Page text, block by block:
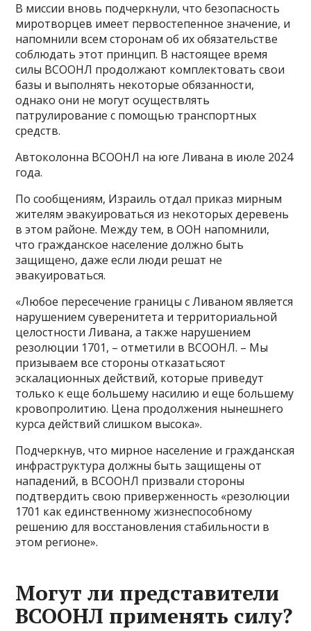
В миссии вновь подчеркнули, что безопасность
миротворцев имеет первостепенное значение, и
напомнили всем сторонам об их обязательстве
соблюдать этот принцип. В настоящее время
силы ВСООНЛ продолжают комплектовать свои
базы и выполнять некоторые обязанности,
однако они не могут осуществлять
патрулирование с помощью транспортных
средств.
Автоколонна ВСООНЛ на юге Ливана в июле 2024
года.
По сообщениям, Израиль отдал приказ мирным
жителям эвакуироваться из некоторых деревень
в этом районе. Между тем, в ООН напомнили,
что гражданское население должно быть
защищено, даже если люди решат не
эвакуироваться.
«Любое пересечение границы с Ливаном является
нарушением суверенитета и территориальной
целостности Ливана, а также нарушением
резолюции 1701, – отметили в ВСООНЛ. – Мы
призываем все стороны отказатьсяот
эскалационных действий, которые приведут
только к еще большему насилию и еще большему
кровопролитию. Цена продолжения нынешнего
курса действий слишком высока».
Подчеркнув, что мирное население и гражданская
инфраструктура должны быть защищены от
нападений, в ВСООНЛ призвали стороны
подтвердить свою приверженность «резолюции
1701 как единственному жизнеспособному
решению для восстановления стабильности в
этом регионе».
Могут ли представители
ВСООНЛ применять силу?